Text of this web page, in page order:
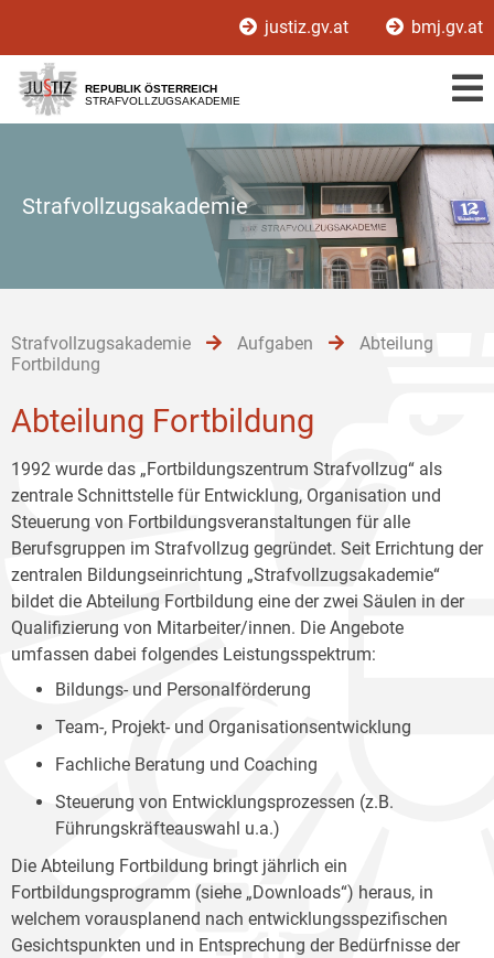
[1]
[2]
[3]
justiz.gv.at bmj.gv.at
REPUBLIK ÖSTERREICH
STRAFVOLLZUGSAKADEMIE
Strafvollzugsakademie
Strafvollzugsakademie Aufgaben
Abteilung
Fortbildung
Abteilung Fortbildung
1992 wurde das „Fortbildungszentrum Strafvollzug“ als
zentrale Schnittstelle für Entwicklung, Organisation und
Steuerung von Fortbildungsveranstaltungen für alle
Berufsgruppen im Strafvollzug gegründet. Seit Errichtung der
zentralen Bildungseinrichtung „Strafvollzugsakademie“
bildet die Abteilung Fortbildung eine der zwei Säulen in der
Qualifizierung von Mitarbeiter/innen. Die Angebote
umfassen dabei folgendes Leistungsspektrum:
Bildungs- und Personalförderung
Team-, Projekt- und Organisationsentwicklung
Fachliche Beratung und Coaching
Steuerung von Entwicklungsprozessen (z.B.
Führungskräfteauswahl u.a.)
Die Abteilung Fortbildung bringt jährlich ein
Fortbildungsprogramm (siehe „Downloads“) heraus, in
welchem vorausplanend nach entwicklungsspezifischen
Gesichtspunkten und in Entsprechung der Bedürfnisse der